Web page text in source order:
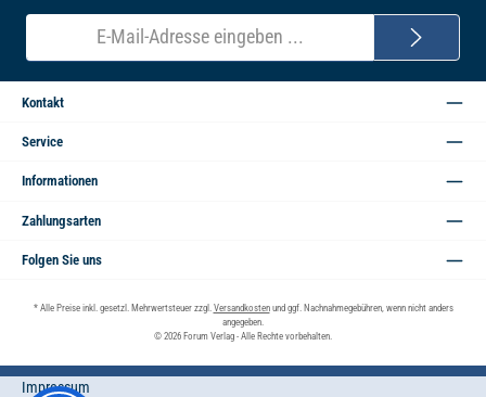
E-
Mail-
Adresse*
Kontakt
Service
Informationen
Zahlungsarten
Folgen Sie uns
* Alle Preise inkl. gesetzl. Mehrwertsteuer zzgl. Versandkostenund ggf. Nachnahmegebühren, wenn nicht anders
angegeben.
© 2026 Forum Verlag - Alle Rechte vorbehalten.
Impressum